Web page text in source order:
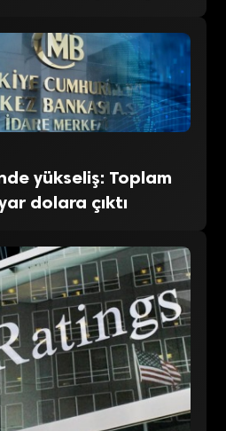
yükseliş: Toplam
dolara çıktı